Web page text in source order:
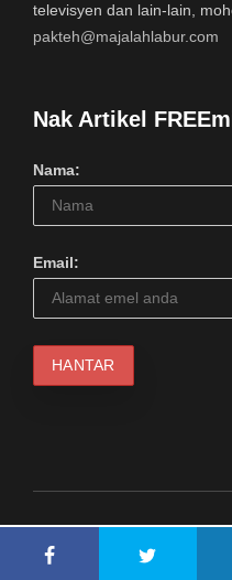
televisyen dan lain-lain,
pakteh@majalahlabur.com
Nak Artikel
Nama:
Email: